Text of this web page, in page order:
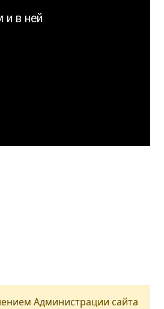
Администрации сайта